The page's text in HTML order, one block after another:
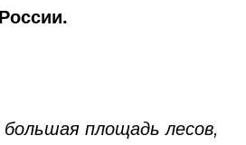
площадь лесов,